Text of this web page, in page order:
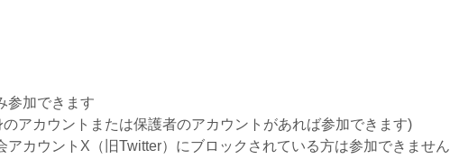
参加できます
アカウントまたは保護者のアカウントがあれば参加できます)
アカウントX（旧Twitter）にブロックされている方は参加できません